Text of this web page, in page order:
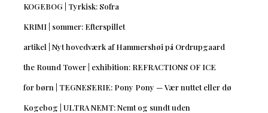
KOGEBOG | Tyrkisk: Sofra
KRIMI | sommer: Efterspillet
artikel | Nyt hovedværk af Hammershøi på Ordrupgaard
the Round Tower | exhibition: REFRACTIONS OF ICE
for børn | TEGNESERIE: Pony Pony — Vær nuttet eller dø
Kogebog | ULTRA NEMT: Nemt og sundt uden